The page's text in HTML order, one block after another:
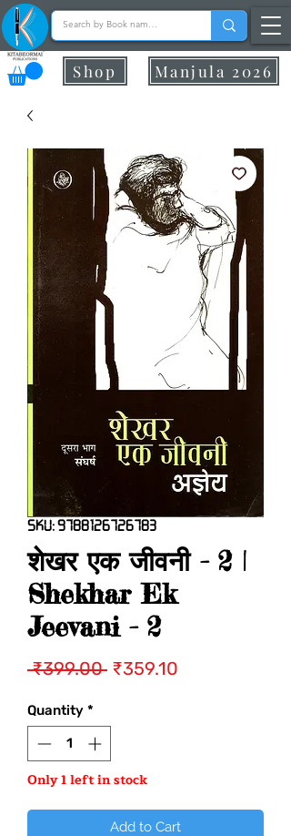
Manjula 2026
Shop
SKU: 9788126726783
शेखर एक जीवनी - 2 |
Shekhar Ek
Jeevani - 2
₹399.00 Regular
₹359.10
Quantity *
Only 1 left in stock
Add to Cart